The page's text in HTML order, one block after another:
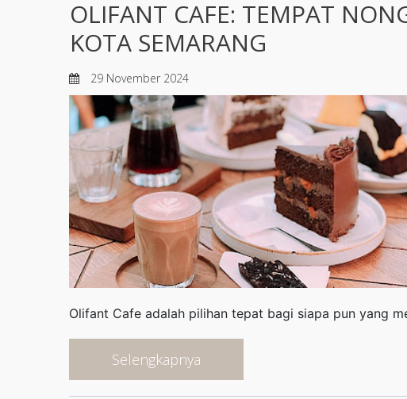
OLIFANT CAFE: TEMPAT
KOTA SEMARANG
29 November 2024
Olifant Cafe adalah pilihan tepat bagi siapa pun yang
Selengkapnya